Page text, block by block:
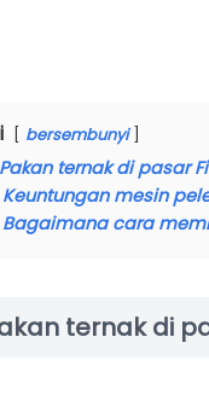
bersembunyi
Pakan ternak di pasar
Keuntungan mesin
Bagaimana cara
ternak di